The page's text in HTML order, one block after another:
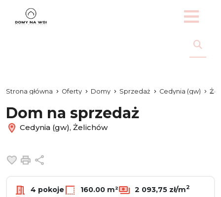
Strona główna Oferty Domy Sprzedaż Cedynia (gw)
Dom na sprzedaż
Cedynia (gw), Żelichów
Dodaj do ulubionych
Drukuj
4 pokoje 160.00 m² 2 093,75 zł/m2